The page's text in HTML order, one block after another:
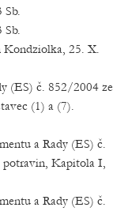
Sb.
Sb.
Kondziolka, 25. X.
(ES) č. 852/2004 ze
(1) a (7).
a Rady (ES) č.
potravin, Kapitola I,
a Rady (ES) č.